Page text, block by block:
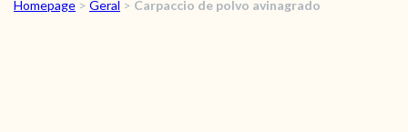
RECEITAS
Homepage > Geral > Carpaccio de polvo avinagrado